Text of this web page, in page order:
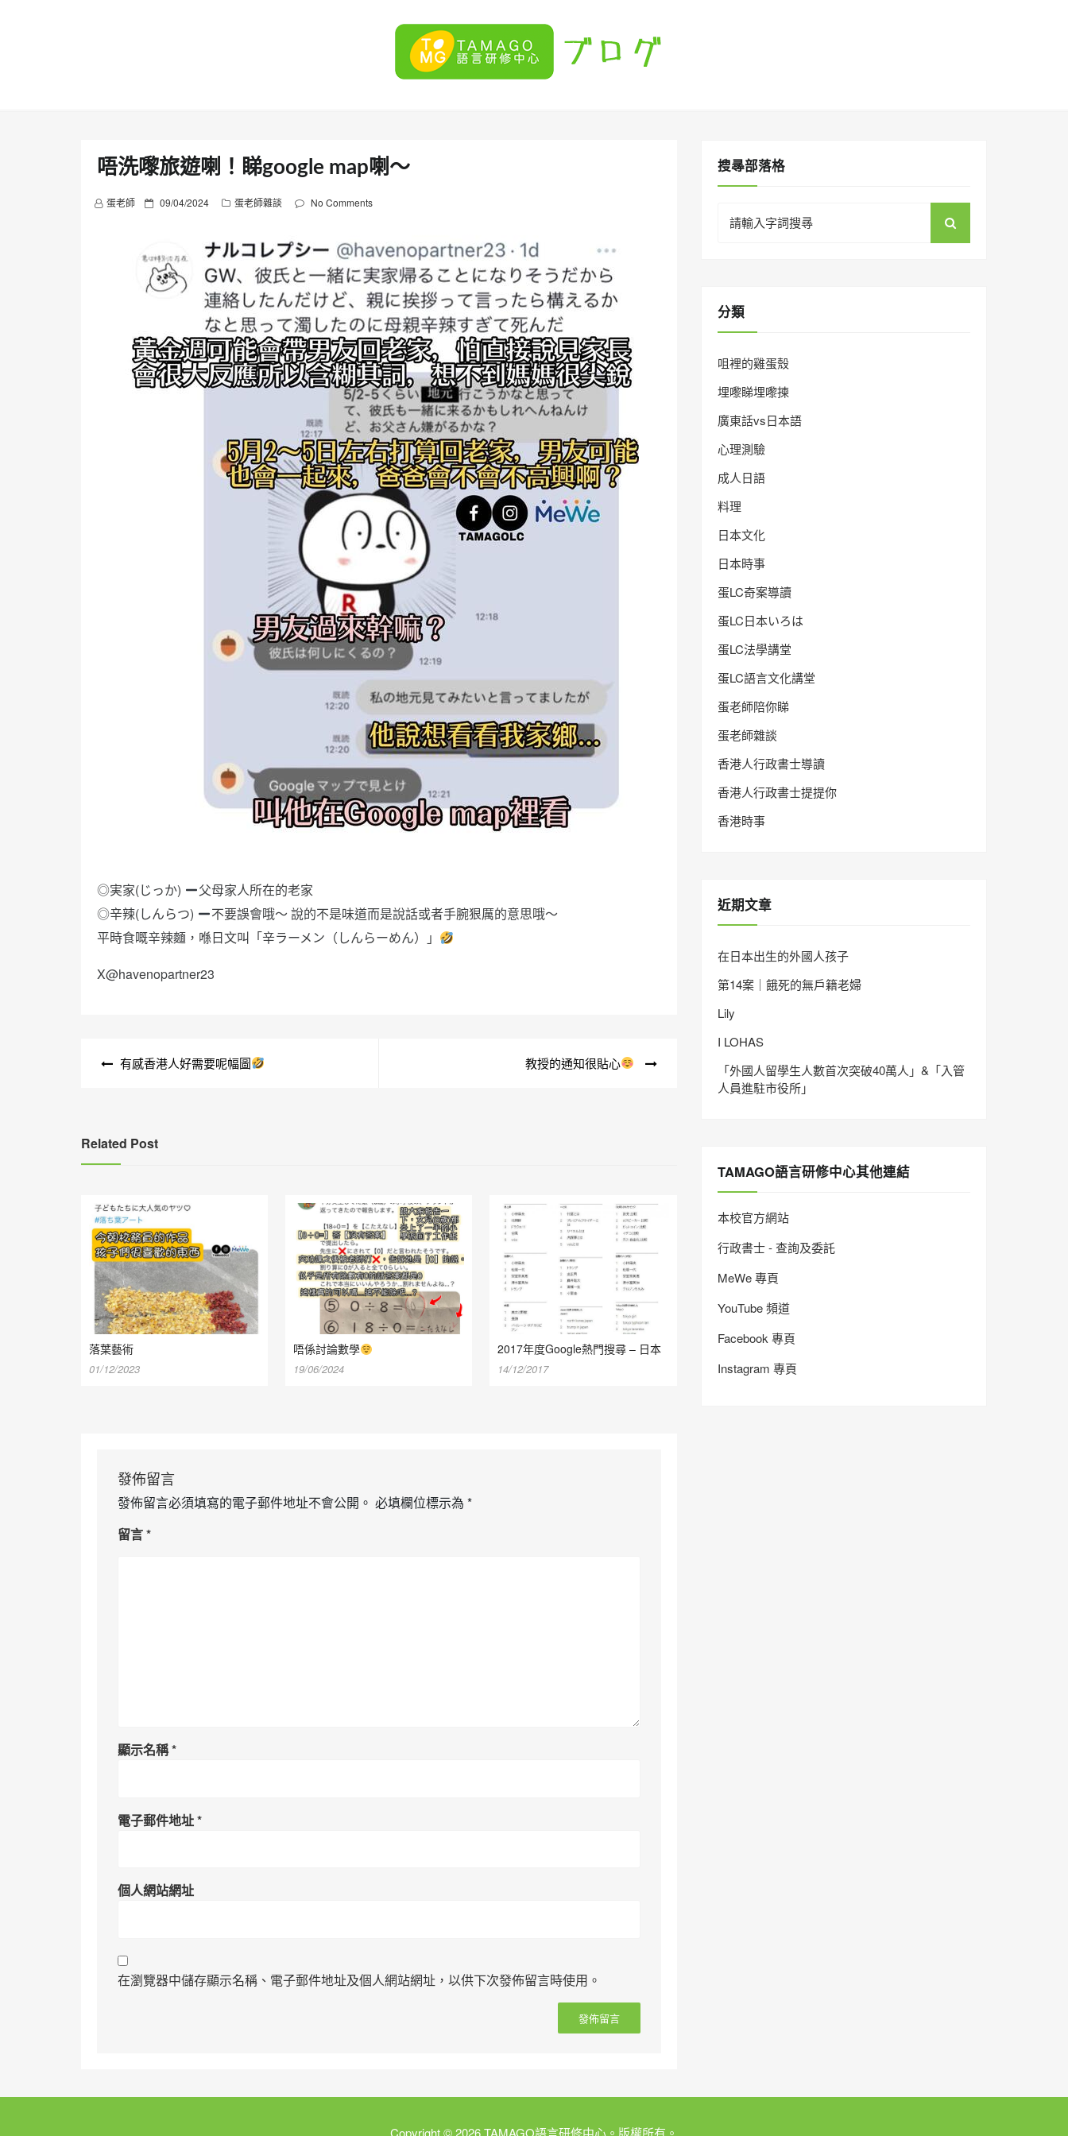
唔洗嚟旅遊喇！睇google map喇～
蛋老師
P
e
d
o
09/04/2024 蛋老師雜談 No Comments
◎実家(じっか)
父母家人所在的老家
◎辛辣(しんらつ)
不要誤會哦～ 說的不是味道而是說話或者手腕狠厲的意思哦～
平時食嘅辛辣麵，喺日文叫「辛ラーメン（しんらーめん）」
X@havenopartner23
有感香港人好需要呢幅圖 教授的通知很貼心
Related Post
落葉藝術
01/12/2023
唔係討論數學
19/06/2024
2017年度Google熱門搜尋 – 日本
14/12/2017
發佈留言
發佈留言必須填寫的電子郵件地址不會公開。 必填欄位標示為 *
留言*
顯示名稱*
電子郵件地址*
個人網站網址
在瀏覽器中儲存顯示名稱、電子郵件地址及個人網站網址，以供下次發佈留言時使用。
搜㝷部落格
for:
分類
咀裡的雞蛋殼
埋嚟睇埋嚟揀
廣東話vs日本語
心理測驗
成人日語
料理
日本文化
日本時事
蛋LC奇案導讀
蛋LC日本いろは
蛋LC法學講堂
蛋LC語言文化講堂
蛋老師陪你睇
蛋老師雜談
香港人行政書士導讀
香港人行政書士提提你
香港時事
近期文章
在日本出生的外國人孩子
第14案｜餓死的無戶籍老婦
Lily
I LOHAS
「外國人留學生人數首次突破40萬人」&「入管
人員進駐市役所」
TAMAGO語言研修中心其他連結
本校官方網站
行政書士 - 查詢及委託
MeWe 專頁
YouTube 頻道
Facebook 專頁
Instagram 專頁